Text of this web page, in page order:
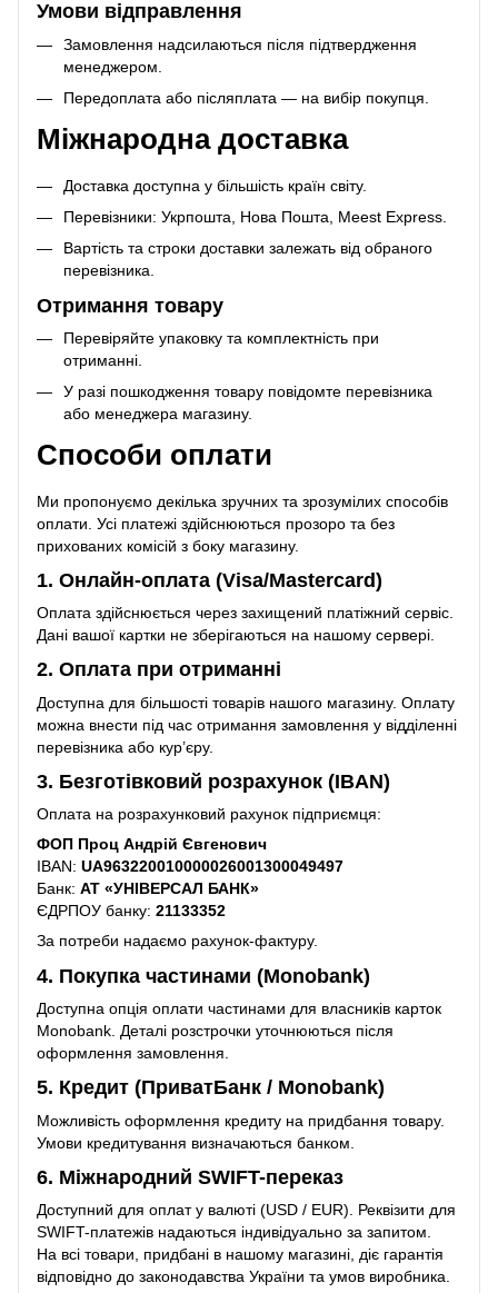
Умови відправлення
Замовлення надсилаються після підтвердження
менеджером.
Передоплата або післяплата — на вибір покупця.
Міжнародна доставка
Доставка доступна у більшість країн світу.
Перевізники: Укрпошта, Нова Пошта, Meest Express.
Вартість та строки доставки залежать від обраного
перевізника.
Отримання товару
Перевіряйте упаковку та комплектність при
отриманні.
У разі пошкодження товару повідомте перевізника
або менеджера магазину.
Способи оплати
Ми пропонуємо декілька зручних та зрозумілих способів
оплати. Усі платежі здійснюються прозоро та без
прихованих комісій з боку магазину.
1. Онлайн-оплата (Visa/Mastercard)
Оплата здійснюється через захищений платіжний сервіс.
Дані вашої картки не зберігаються на нашому сервері.
2. Оплата при отриманні
Доступна для більшості товарів нашого магазину. Оплату
можна внести під час отримання замовлення у відділенні
перевізника або кур’єру.
3. Безготівковий розрахунок (IBAN)
Оплата на розрахунковий рахунок підприємця:
ФОП Проц Андрій Євгенович
IBAN: UA963220010000026001300049497
Банк: АТ «УНІВЕРСАЛ БАНК»
ЄДРПОУ банку: 21133352
За потреби надаємо рахунок-фактуру.
4. Покупка частинами (Monobank)
Доступна опція оплати частинами для власників карток
Monobank. Деталі розстрочки уточнюються після
оформлення замовлення.
5. Кредит (ПриватБанк / Monobank)
Можливість оформлення кредиту на придбання товару.
Умови кредитування визначаються банком.
6. Міжнародний SWIFT-переказ
Доступний для оплат у валюті (USD / EUR). Реквізити для
SWIFT-платежів надаються індивідуально за запитом.
На всі товари, придбані в нашому магазині, діє гарантія
відповідно до законодавства України та умов виробника.